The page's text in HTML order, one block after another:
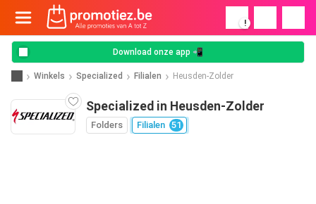
!
Download onze app 📲
Winkels Specialized Filialen Heusden-Zolder
Specialized in Heusden-Zolder
Folders Filialen 51